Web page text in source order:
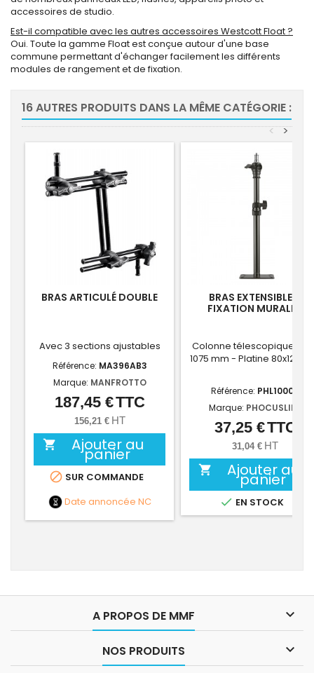
accessoires de studio.
Est-il compatible avec les autres accessoires Westcott Float ?
Oui. Toute la gamme Float est conçue autour d'une base
commune permettant d'échanger facilement les différents
modules de rangement et de fixation.
16 AUTRES PRODUITS DANS LA MÊME CATÉGORIE :
>
<
BRAS ARTICULÉ DOUBLE
Avec 3 sections ajustables
Référence: MA396AB3
Marque: MANFROTTO
Prix
187,45 €TTC
156,21 € HT
 Ajouter au
panier
 SUR COMMANDE
Date annoncée NC
BRAS EXTENSIBLE À
FIXATION MURALE -
Colonne télescopique
1075 mm - Platine 80x120
Référence: PHL1000D
Marque: PHOCUSLINE
Prix
37,25 €TTC
31,04 € HT
 Ajouter au
panier
 EN STOCK
A PROPOS DE MMF 
NOS PRODUITS 